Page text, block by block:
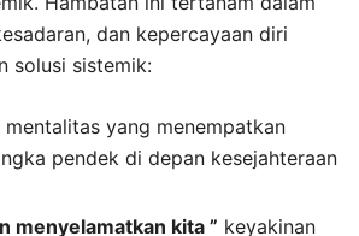
dan kepercayaan diri
solusi sistemik:
mentalitas yang menempatkan
pendek di depan kesejahteraan
menyelamatkan kita ” keyakinan